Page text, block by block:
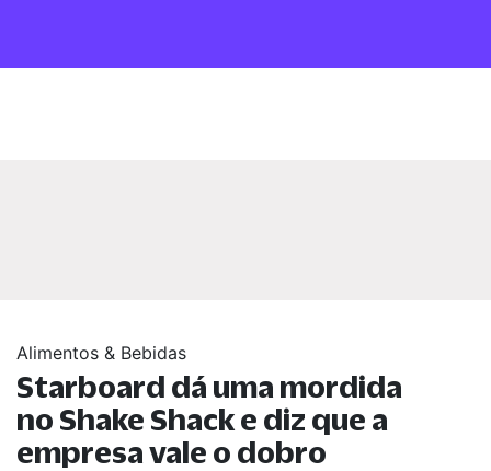
Alimentos & Bebidas
Starboard dá uma mordida
no Shake Shack e diz que a
empresa vale o dobro